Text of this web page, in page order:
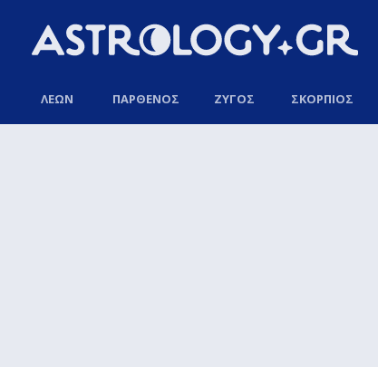
ΛΕΩΝ ΠΑΡΘΕΝΟΣ ΖΥΓΟΣ ΣΚΟΡΠΙΟΣ